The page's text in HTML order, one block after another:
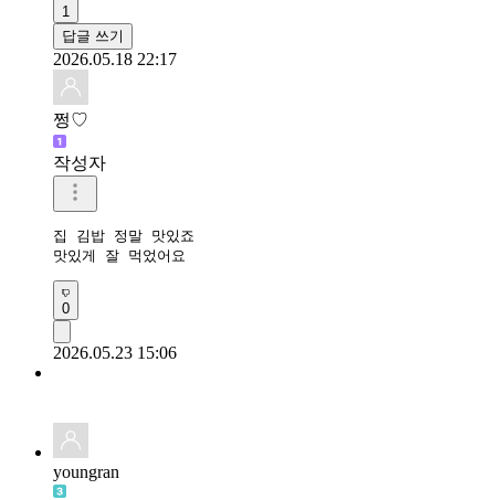
1
답글 쓰기
2026.05.18 22:17
쩡♡
작성자
집 김밥 정말 맛있죠
맛있게 잘 먹었어요
0
2026.05.23 15:06
youngran